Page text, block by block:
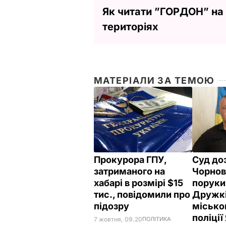
Як читати ”ГОРДОН”
територіях
МАТЕРІАЛИ ЗА ТЕМОЮ
Прокурора ГПУ,
затриманого на
хабарі в розмірі $15
тис., повідомили про
підозру
7 жовтня, 09.20ПОЛІТИКА
Суд